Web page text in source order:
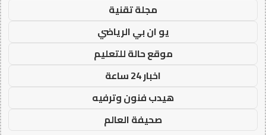
مجلة تقنية
يو ان بي الرياضي
موقع حالة للتعليم
اخبار 24 ساعة
هيدب فنون وترفيه
صحيفة العالم